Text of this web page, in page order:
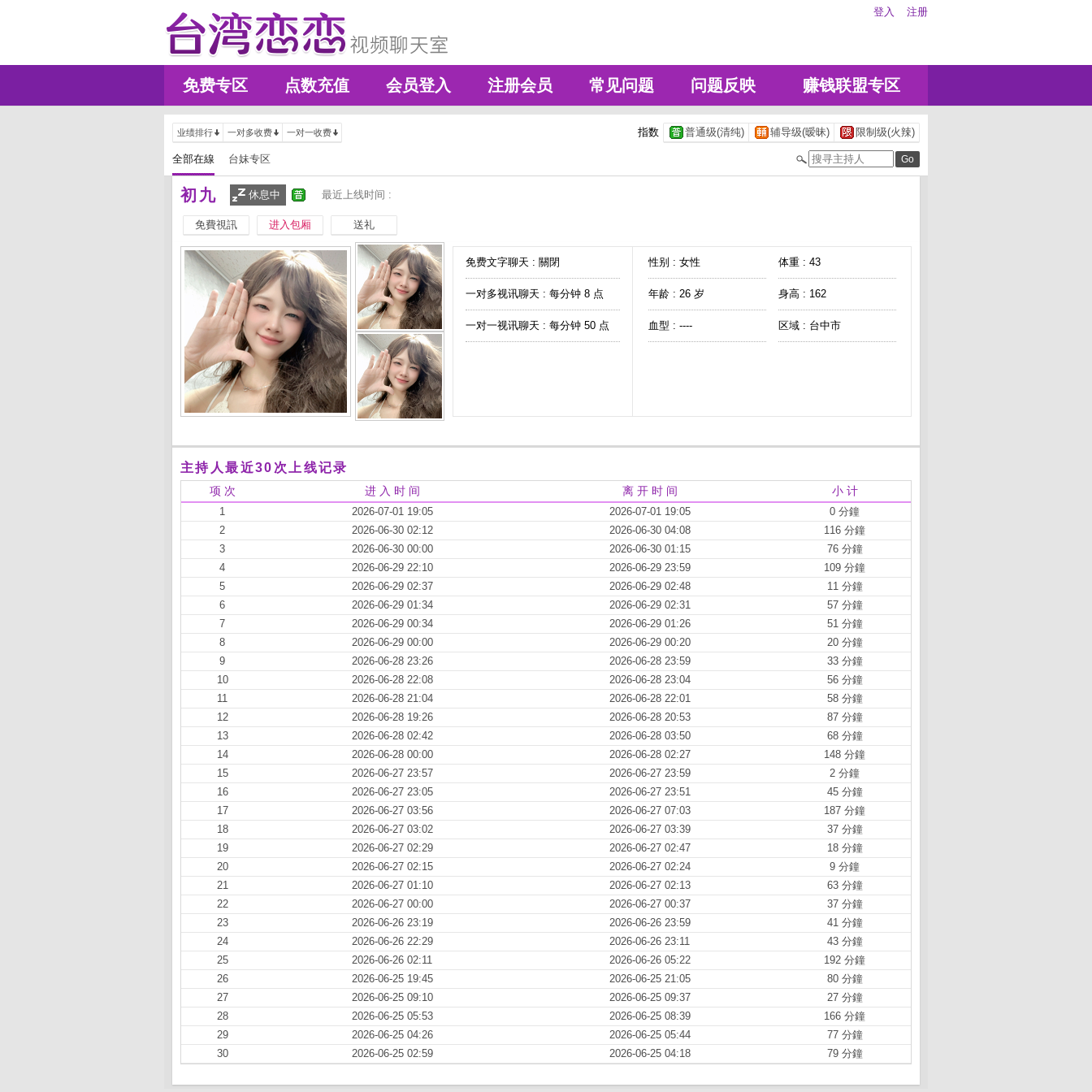
登入 注册
免费专区 点数充值 会员登入 注册会员 常见问题 问题反映 赚钱联盟专区
业绩排行 一对多收费 一对一收费 指数 普通级(清纯) 辅导级(暧昧) 限制级(火辣)
全部在線 台妹专区
初九 休息中 最近上线时间 :
免費視訊 进入包厢 送礼
免费文字聊天 : 關閉
一对多视讯聊天 : 每分钟 8 点
一对一视讯聊天 : 每分钟 50 点
性别 : 女性 体重 : 43
年龄 : 26 岁 身高 : 162
血型 : ---- 区域 : 台中市
主持人最近30次上线记录
项 次 进 入 时 间 离 开 时 间 小 计
1 2026-07-01 19:05 2026-07-01 19:05
0 分鐘
2
2026-06-30 02:12 2026-06-30 04:08
116 分鐘
3
2026-06-30 00:00 2026-06-30 01:15
76 分鐘
4
2026-06-29 22:10 2026-06-29 23:59
109 分鐘
5
2026-06-29 02:37 2026-06-29 02:48
11 分鐘
6
2026-06-29 01:34 2026-06-29 02:31
57 分鐘
7
2026-06-29 00:34 2026-06-29 01:26
51 分鐘
8
2026-06-29 00:00 2026-06-29 00:20
20 分鐘
9
2026-06-28 23:26 2026-06-28 23:59
33 分鐘
10
2026-06-28 22:08 2026-06-28 23:04
56 分鐘
11
2026-06-28 21:04 2026-06-28 22:01
58 分鐘
12
2026-06-28 19:26 2026-06-28 20:53
87 分鐘
13
2026-06-28 02:42 2026-06-28 03:50
68 分鐘
14
2026-06-28 00:00 2026-06-28 02:27
148 分鐘
15
2026-06-27 23:57 2026-06-27 23:59
2 分鐘
16
2026-06-27 23:05 2026-06-27 23:51
45 分鐘
17
2026-06-27 03:56 2026-06-27 07:03
187 分鐘
18
2026-06-27 03:02 2026-06-27 03:39
37 分鐘
19
2026-06-27 02:29 2026-06-27 02:47
18 分鐘
20
2026-06-27 02:15 2026-06-27 02:24
9 分鐘
21
2026-06-27 01:10 2026-06-27 02:13
63 分鐘
22
2026-06-27 00:00 2026-06-27 00:37
37 分鐘
23
2026-06-26 23:19 2026-06-26 23:59
41 分鐘
24
2026-06-26 22:29 2026-06-26 23:11
43 分鐘
25
2026-06-26 02:11 2026-06-26 05:22
192 分鐘
26
2026-06-25 19:45 2026-06-25 21:05
80 分鐘
27
2026-06-25 09:10 2026-06-25 09:37
27 分鐘
28
2026-06-25 05:53 2026-06-25 08:39
166 分鐘
29
2026-06-25 04:26 2026-06-25 05:44
77 分鐘
30
2026-06-25 02:59 2026-06-25 04:18 79 分鐘